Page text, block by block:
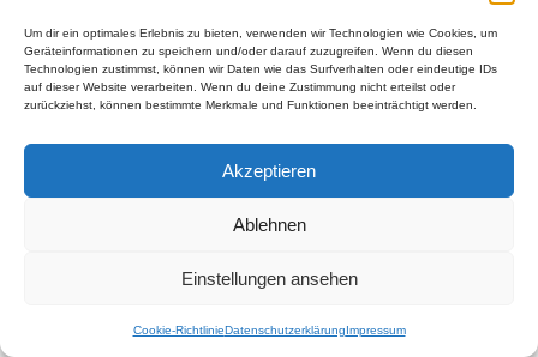
Um dir ein optimales Erlebnis zu bieten, verwenden wir Technologien wie Cookies, um
Geräteinformationen zu speichern und/oder darauf zuzugreifen. Wenn du diesen
Technologien zustimmst, können wir Daten wie das Surfverhalten oder eindeutige IDs
auf dieser Website verarbeiten. Wenn du deine Zustimmung nicht erteilst oder
zurückziehst, können bestimmte Merkmale und Funktionen beeinträchtigt werden.
Akzeptieren
Ablehnen
Einstellungen ansehen
Cookie-RichtlinieDatenschutzerklärungImpressum
Impressum –Datenschutzerklärung –
Haftungsausschluss–Cookie-Richtlinien
© 2026 Leon Helfert. Created for free using WordPress
and Kubio